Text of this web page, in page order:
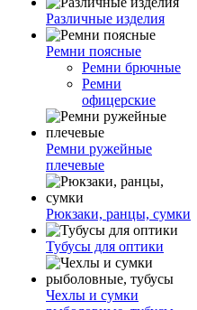
Различные изделия
Ремни поясные
Ремни брючные
Ремни
офицерские
Ремни ружейные
плечевые
Рюкзаки, ранцы, сумки
Тубусы для оптики
Чехлы и сумки